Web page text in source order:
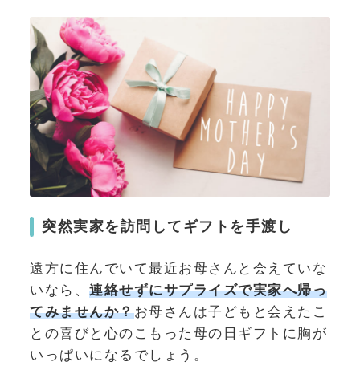
突然実家を訪問してギフトを手渡し
遠方に住んでいて最近お母さんと会えていな
いなら、 連絡せずにサプライズで実家へ帰っ
てみませんか？お母さんは子どもと会えたこ
との喜びと心のこもった母の日ギフトに胸が
いっぱいになるでしょう。